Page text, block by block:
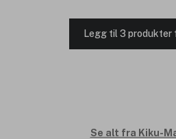
Legg til 3 produkter
Se alt fra Kiku-